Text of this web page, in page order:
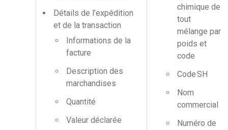
Détails de l’expédition
et de la transaction
Informations de la
facture
Description des
marchandises
Quantité
Valeur déclarée
chimique de
tout
mélange par
poids et
code
Code SH
Nom
commercial
Numéro de